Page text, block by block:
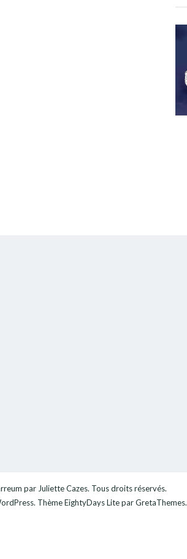
par Juliette Cazes. Tous droits réservés.
. ThèmeEightyDays Litepar GretaThemes.